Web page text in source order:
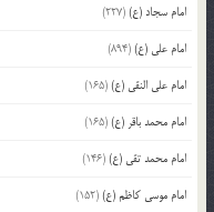
امام سجاد (ع)(227)
امام علی (ع)(894)
امام علی النقی (ع)(165)
امام محمد باقر (ع)(165)
امام محمد تقی (ع)(146)
امام موسی کاظم (ع)(152)